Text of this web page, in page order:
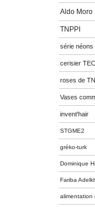
Aldo Moro
TNPPI
série néons
cerisier TEC
roses de
Vases
invent'hair
STGME2
gréko-turk
Dominique
Fariba
alimentation